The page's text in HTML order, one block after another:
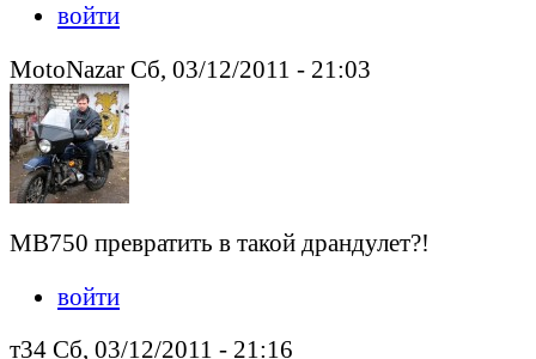
войти
MotoNazar Сб, 03/12/2011 - 21:03
МВ750 превратить в такой драндулет?!
войти
т34 Сб, 03/12/2011 - 21:16